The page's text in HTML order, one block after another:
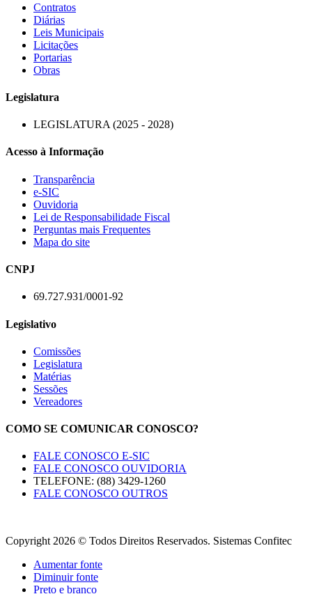
Contratos
Diárias
Leis Municipais
Licitações
Portarias
Obras
Legislatura
LEGISLATURA (2025 - 2028)
Acesso à Informação
Transparência
e-SIC
Ouvidoria
Lei de Responsabilidade Fiscal
Perguntas mais Frequentes
Mapa do site
CNPJ
69.727.931/0001-92
Legislativo
Comissões
Legislatura
Matérias
Sessões
Vereadores
COMO SE COMUNICAR CONOSCO?
FALE CONOSCO E-SIC
FALE CONOSCO OUVIDORIA
TELEFONE: (88) 3429-1260
FALE CONOSCO OUTROS
Copyright 2026 © Todos Direitos Reservados. Sistemas Confitec
Aumentar fonte
Diminuir fonte
Preto e branco